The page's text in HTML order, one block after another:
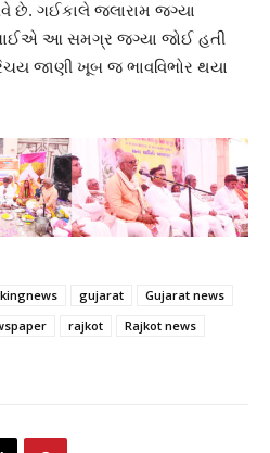
છે. ગઈકાલે જલારામ જગ્યા
આ સમગ્ર જગ્યા જોઈ હતી
જાણી ખૂબ જ ભાવવિભોર થયા
gujarat
Gujarat news
rajkot
Rajkot news